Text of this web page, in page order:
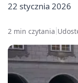
22 stycznia 2026
2 min czytania